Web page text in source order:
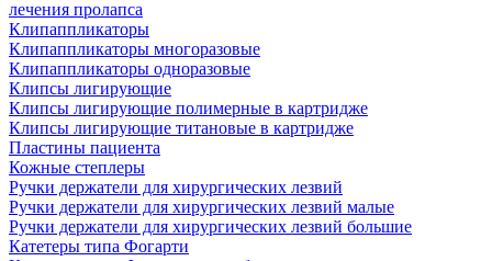
лечения пролапса
Клипаппликаторы
Клипаппликаторы многоразовые
Клипаппликаторы одноразовые
Клипсы лигирующие
Клипсы лигирующие полимерные в картридже
Клипсы лигирующие титановые в картридже
Пластины пациента
Кожные степлеры
Ручки держатели для хирургических лезвий
Ручки держатели для хирургических лезвий малые
Ручки держатели для хирургических лезвий большие
Катетеры типа Фогарти